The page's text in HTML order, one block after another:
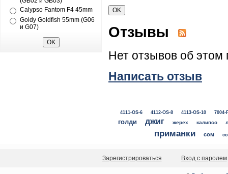
Calypso Fantom F4 45mm
Goldy Goldfish 55mm (G06
и G07)
Отзывы
Нет отзывов об этом
Написать отзыв
4111-OS-6 4112-OS-8 4113-OS-10 7004-
голди джиг жерех калипсо
приманки сом
Зарегистрироваться Вход с паролем